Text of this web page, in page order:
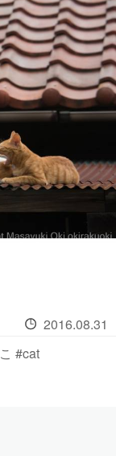
2016.08.31
#cat